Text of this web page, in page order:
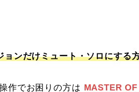
ョンだけミュート・ソロにする
作でお困りの方は MASTER